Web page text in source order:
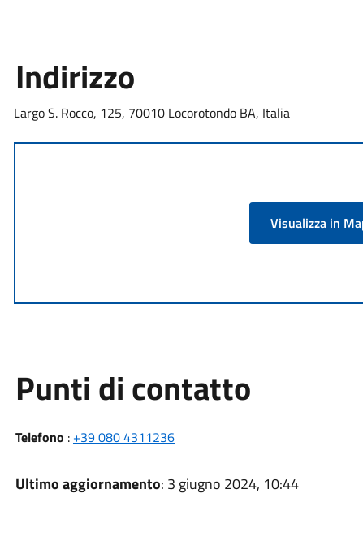
Indirizzo
Largo S. Rocco, 125, 70010 Locorotondo BA, Italia
Visualizza in
Punti di contatto
Telefono : +39 080 4311236
Ultimo aggiornamento: 3 giugno 2024, 10:44